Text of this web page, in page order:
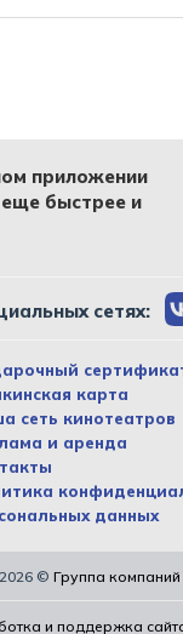
приложении
быстрее и
сетях:
карта
сеть кинотеатров
и аренда
данных
© Группа
и поддержка